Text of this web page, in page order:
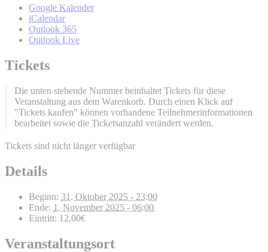
Google Kalender
iCalendar
Outlook 365
Outlook Live
Tickets
Die unten stehende Nummer beinhaltet Tickets für diese
Veranstaltung aus dem Warenkorb. Durch einen Klick auf
"Tickets kaufen" können vorhandene Teilnehmerinformationen
bearbeitet sowie die Ticketsanzahl verändert werden.
Tickets sind nicht länger verfügbar
Details
Beginn: 31. Oktober 2025 - 23:00
Ende: 1. November 2025 - 06:00
Eintritt: 12,00€
Veranstaltungsort